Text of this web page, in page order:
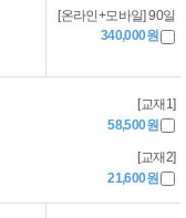
[온라인+모바일] 90일
340,000원
[교재1]
58,500원
[교재2]
21,600원